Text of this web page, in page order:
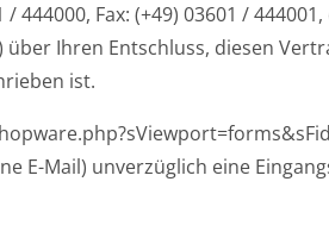
Fax: (+49) 03601 /
Ihren Entschluss, diesen
ist.
E-Mail) unverzüglich eine